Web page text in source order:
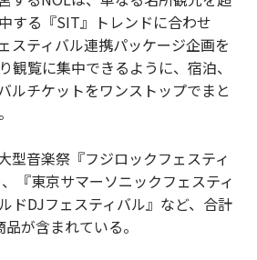
する『SIT』トレンドに合わせ
スティバル連携パッケージ企画を
観覧に集中できるように、宿泊、
ルチケットをワンストップでまと
型音楽祭『フジロックフェスティ
『東京サマーソニックフェスティ
ドDJフェスティバル』など、合計
が含まれている。